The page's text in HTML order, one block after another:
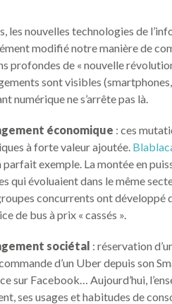
les nouvelles technologies de
modifié notre manière de
profondes de « nouvelle
sont visibles
numérique ne s’arrête pas là.
économique : ces
à forte valeur ajoutée.
parfait exemple. La montée en
qui évoluaient dans le même
concurrents ont développé
de bus à prix « cassés ».
sociétal : réservation
d’un Uber depuis son
sur Facebook… Aujourd’hui,
ses usages et habitudes de